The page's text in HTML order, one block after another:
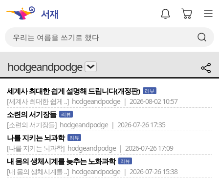
hodgeandpodge
세계사 최대한 쉽게 설명해 드립니다(개정판) 리뷰
[세계사 최대한 쉽게 ..] hodgeandpodge | 2026-08-02 10:57
소련의 서기장들 리뷰
[소련의 서기장들] hodgeandpodge | 2026-07-26 17:35
나를 지키는 뇌과학 리뷰
[나를 지키는 뇌과학] hodgeandpodge | 2026-07-26 17:09
내 몸의 생체시계를 늦추는 노화과학 리뷰
[내 몸의 생체시계를 ..] hodgeandpodge | 2026-07-26 15:38